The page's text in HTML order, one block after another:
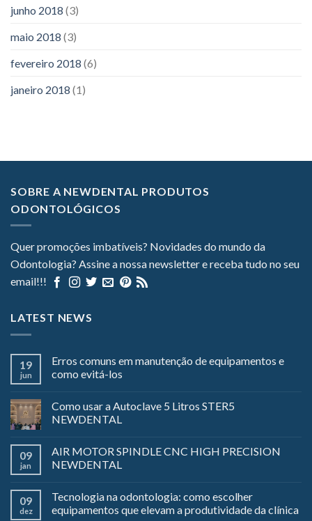
junho 2018 (3)
maio 2018 (3)
fevereiro 2018 (6)
janeiro 2018 (1)
SOBRE A NEWDENTAL PRODUTOS
ODONTOLÓGICOS
Quer promoções imbatíveis? Novidades do mundo da
Odontologia? Assine a nossa newsletter e receba tudo no seu
email!!!
LATEST NEWS
19
jun
Erros comuns em manutenção de equipamentos e
como evitá-los
Como usar a Autoclave 5 Litros STER5
NEWDENTAL
09
jan
AIR MOTOR SPINDLE CNC HIGH PRECISION
NEWDENTAL
09
dez
Tecnologia na odontologia: como escolher
equipamentos que elevam a produtividade da clínica